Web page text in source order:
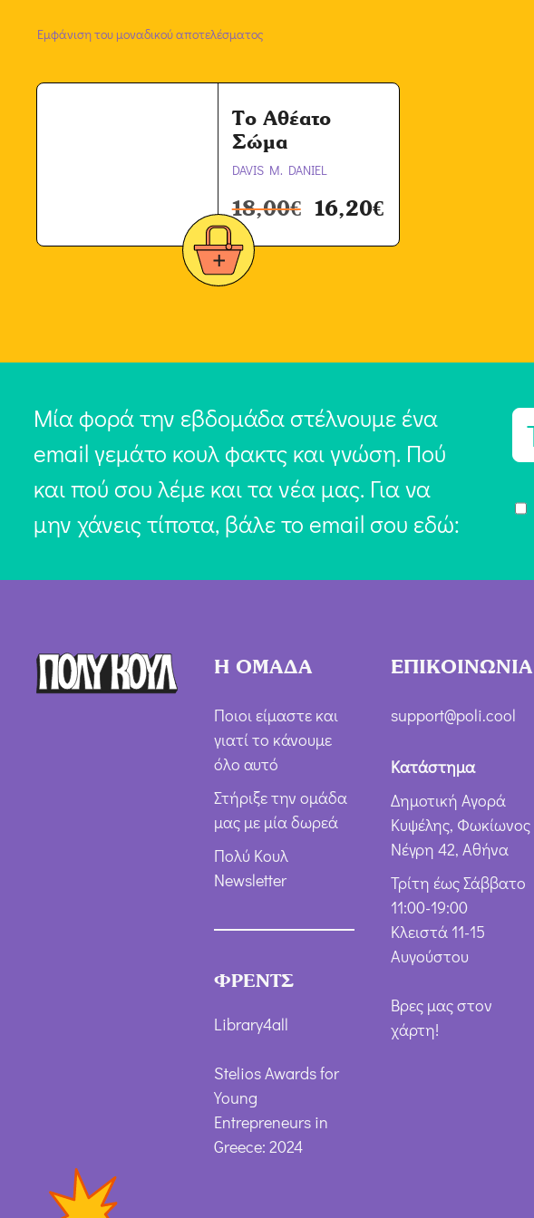
Εμφάνιση του μοναδικού αποτελέσματος
Το Αθέατο
Σώμα
DAVIS M. DANIEL
18,00€ 16,20€
Μία φορά την εβδομάδα στέλνουμε ένα
email γεμάτο κουλ φακτς και γνώση. Πού
και πού σου λέμε και τα νέα μας. Για να
μην χάνεις τίποτα, βάλε το email σου εδώ:
E
i
π
δ
ή
ρ
Η ΟΜΑΔΑ
Ποιοι είμαστε και
γιατί το κάνουμε
όλο αυτό
Στήριξε την ομάδα
μας με μία δωρεά
Πολύ Κουλ
Newsletter
ΦΡΕΝΤΣ
Library4all
Stelios Awards for
Young
Entrepreneurs in
Greece: 2024
ΕΠΙΚΟΙΝΩΝΙΑ
support@poli.cool
Κατάστημα
Δημοτική Αγορά
Κυψέλης, Φωκίωνος
Νέγρη 42, Αθήνα
Τρίτη έως Σάββατο
11:00-19:00
Κλειστά 11-15
Αυγούστου
Βρες μας στον
χάρτη!